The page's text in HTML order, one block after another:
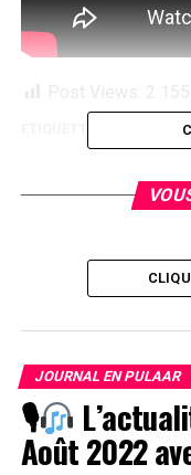
L’actualité
Tanou 𝗗𝗜𝗔𝗟𝗟𝗢
L’actualité
𝗗𝗜𝗔𝗟𝗟𝗢
JOURNAL EN PULAAR
🎙
Août 2022